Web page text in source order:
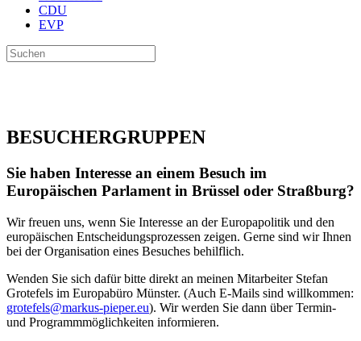
CDU
EVP
BESUCHERGRUPPEN
Sie haben Interesse an einem Besuch im
Europäischen Parlament in Brüssel oder Straßburg?
Wir freuen uns, wenn Sie Interesse an der Europapolitik und den
europäischen Entscheidungsprozessen zeigen. Gerne sind wir Ihnen
bei der Organisation eines Besuches behilflich.
Wenden Sie sich dafür bitte direkt an meinen Mitarbeiter Stefan
Grotefels im Europabüro Münster. (Auch E-Mails sind willkommen:
grotefels@markus-pieper.eu). Wir werden Sie dann über Termin-
und Programmmöglichkeiten informieren.